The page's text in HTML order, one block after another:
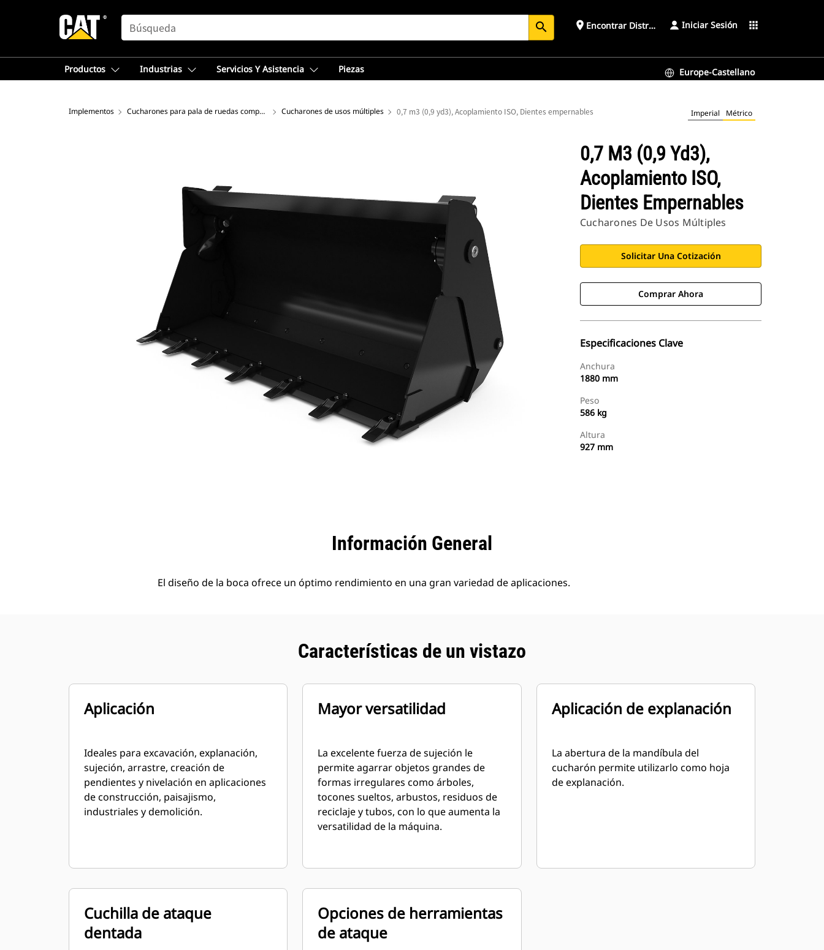
SEARCH search place Encontrar Distribuidor Iniciar Sesión apps
Productos Industrias Servicios Y Asistencia Piezas Europe-Castellano
Implementos Cucharones para pala de ruedas compacta Cucharones de usos múltiples 0,7 m3 (0,9 yd3), Acoplamiento ISO, Dientes empernables Imperial Métrico
0,7 M3 (0,9 Yd3),
Acoplamiento ISO,
Dientes Empernables
Cucharones De Usos Múltiples
Solicitar Una Cotización
Comprar Ahora
Especificaciones Clave
Anchura
1880 mm
Peso
586 kg
Altura
927 mm
Información General
El diseño de la boca ofrece un óptimo rendimiento en una gran variedad de aplicaciones.
Características de un vistazo
Aplicación
Ideales para excavación, explanación,
sujeción, arrastre, creación de
pendientes y nivelación en aplicaciones
de construcción, paisajismo,
industriales y demolición.
Mayor versatilidad
La excelente fuerza de sujeción le
permite agarrar objetos grandes de
formas irregulares como árboles,
tocones sueltos, arbustos, residuos de
reciclaje y tubos, con lo que aumenta la
versatilidad de la máquina.
Aplicación de explanación
La abertura de la mandíbula del
cucharón permite utilizarlo como hoja
de explanación.
Cuchilla de ataque
dentada
Opciones de herramientas
de ataque